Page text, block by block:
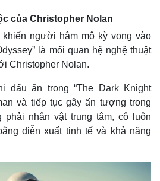
của Christopher Nolan
người hâm mộ kỳ vọng vào
là mối quan hệ nghệ thuật
Christopher Nolan.
dấu ấn trong “The Dark Knight
và tiếp tục gây ấn tượng trong
phải nhân vật trung tâm, cô luôn
diễn xuất tinh tế và khả năng